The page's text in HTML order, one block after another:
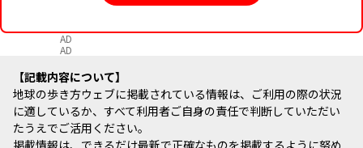
AD
AD
記載内容について
地球の歩き方ウェブに掲載されている情報は、ご利用の際の状況
に適しているか、すべて利用者ご自身の責任で判断していただい
たうえでご活用ください。
掲載情報は、できるだけ最新で正確なものを掲載するように努め